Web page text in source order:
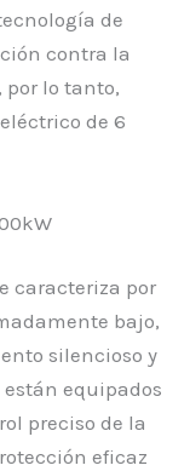
de
contra la
por lo tanto,
de 6
caracteriza por
bajo,
silencioso y
equipados
preciso de la
eficaz